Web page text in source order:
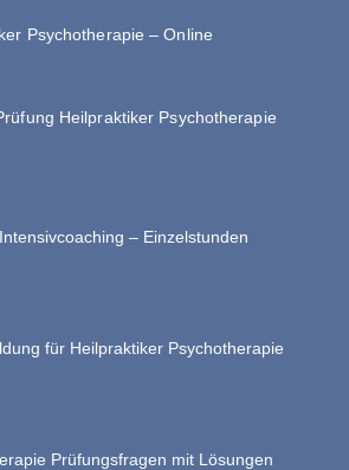
Psychotherapie – Online
Heilpraktiker Psychotherapie
– Einzelstunden
für Heilpraktiker Psychotherapie
Prüfungsfragen mit Lösungen